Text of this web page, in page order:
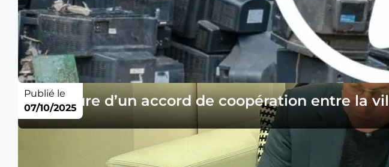
Signature d’un accord de coopération entre la
Publié le
07/10/2025